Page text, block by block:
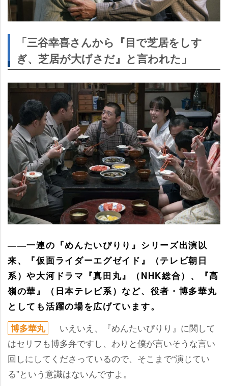
「三谷幸喜さんから『目で芝居をしす
ぎ、芝居が大げさだ』と言われた」
――一連の『めんたいぴりり』シリーズ出演以
来、『仮面ライダーエグゼイド』（テレビ朝日
系）や大河ドラマ『真田丸』（NHK総合）、『高
嶺の華』（日本テレビ系）など、役者・博多華丸
としても活躍の場を広げています。
博多華丸
いえいえ、『めんたいぴりり』に関して
はセリフも博多弁ですし、わりと僕が言いそうな言い
回しにしてくださっているので、そこまで“演じてい
る”という意識はないんですよ。